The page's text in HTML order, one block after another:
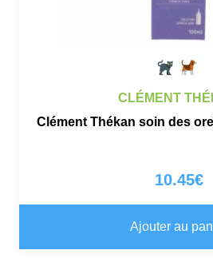
CLÉMENT
Clément Thékan soin des
10.45€
Ajouter au